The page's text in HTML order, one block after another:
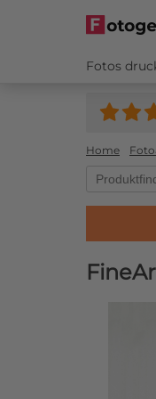
Fotos
Home